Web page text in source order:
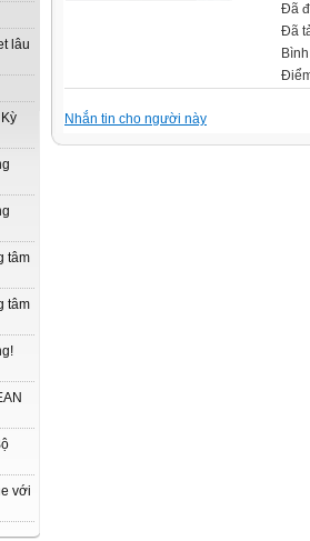
lâu
tâm
tâm
với
Đã
Đã
Nhắn tin cho người này